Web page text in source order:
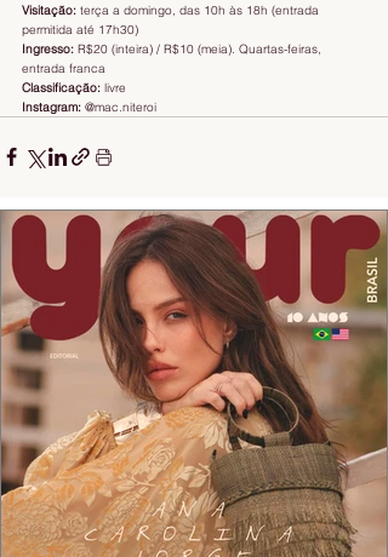
Visitação: terça a domingo, das 10h às 18h (entrada
permitida até 17h30)
Ingresso: R$20 (inteira) / R$10 (meia). Quartas-feiras,
entrada franca
Classificação: livre
Instagram: @mac.niteroi